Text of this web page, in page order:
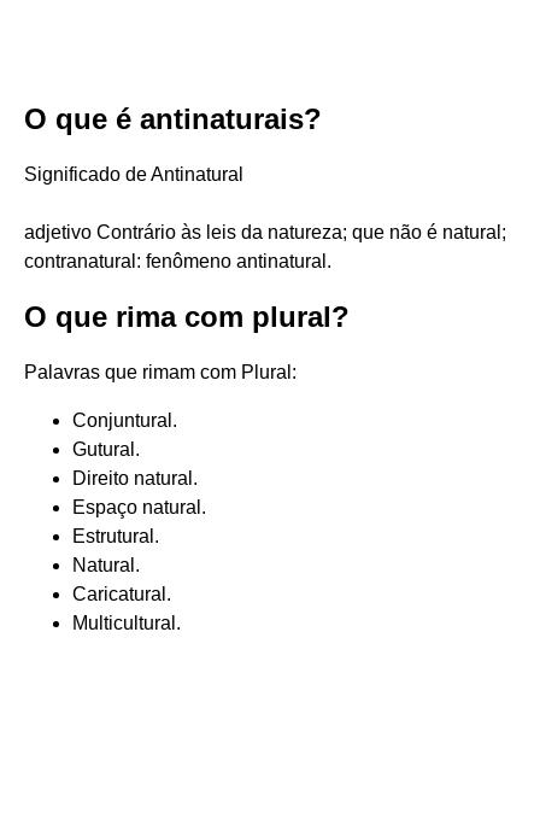
O que é antinaturais?
Significado de Antinatural
adjetivo Contrário às leis da natureza; que não é natural;
contranatural: fenômeno antinatural.
O que rima com plural?
Palavras que rimam com Plural:
Conjuntural.
Gutural.
Direito natural.
Espaço natural.
Estrutural.
Natural.
Caricatural.
Multicultural.